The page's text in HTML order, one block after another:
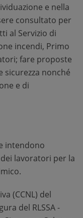
e nella
consultato per
al Servizio di
incendi, Primo
fare proposte
nonché
e di
intendono
lavoratori per la
(CCNL) del
del RLSSA -